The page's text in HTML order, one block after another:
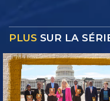
PLUS SUR LA